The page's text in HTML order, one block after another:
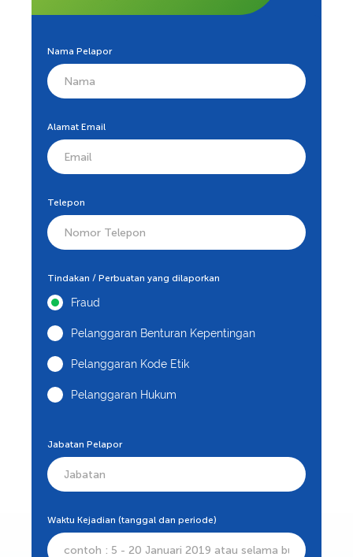
Nama Pelapor
Alamat Email
Telepon
Tindakan / Perbuatan yang dilaporkan
Fraud
Pelanggaran Benturan Kepentingan
Pelanggaran Kode Etik
Pelanggaran Hukum
Jabatan Pelapor
Waktu Kejadian (tanggal dan periode)